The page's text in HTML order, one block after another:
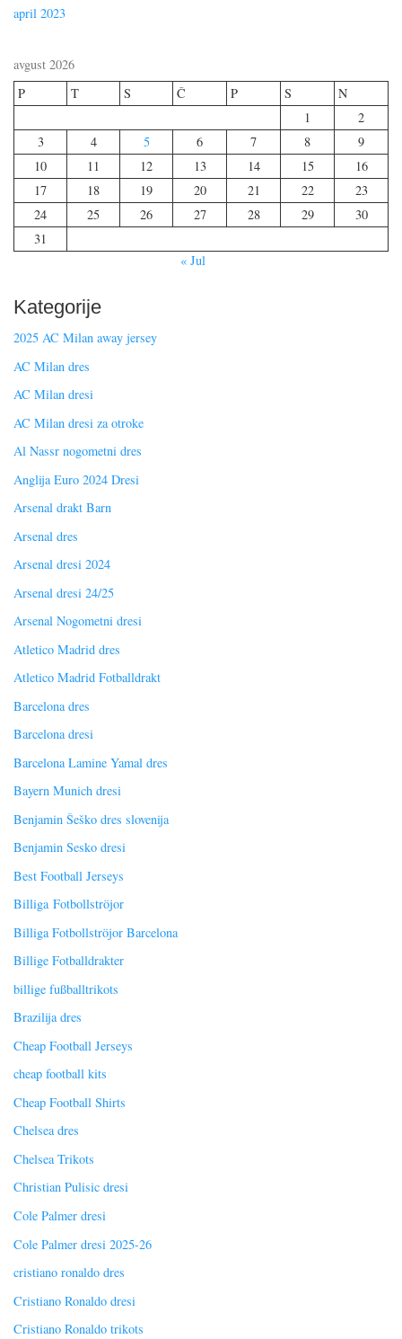
april 2023
avgust 2026
P
T S Č P S
N
1
2
3
4 5 6 7 8
9
10
11 12 13 14 15
16
17
18 19 20 21 22
23
24
25 26 27 28 29
30
31
« Jul
Kategorije
2025 AC Milan away jersey
AC Milan dres
AC Milan dresi
AC Milan dresi za otroke
Al Nassr nogometni dres
Anglija Euro 2024 Dresi
Arsenal drakt Barn
Arsenal dres
Arsenal dresi 2024
Arsenal dresi 24/25
Arsenal Nogometni dresi
Atletico Madrid dres
Atletico Madrid Fotballdrakt
Barcelona dres
Barcelona dresi
Barcelona Lamine Yamal dres
Bayern Munich dresi
Benjamin Šeško dres slovenija
Benjamin Sesko dresi
Best Football Jerseys
Billiga Fotbollströjor
Billiga Fotbollströjor Barcelona
Billige Fotballdrakter
billige fußballtrikots
Brazilija dres
Cheap Football Jerseys
cheap football kits
Cheap Football Shirts
Chelsea dres
Chelsea Trikots
Christian Pulisic dresi
Cole Palmer dresi
Cole Palmer dresi 2025-26
cristiano ronaldo dres
Cristiano Ronaldo dresi
Cristiano Ronaldo trikots